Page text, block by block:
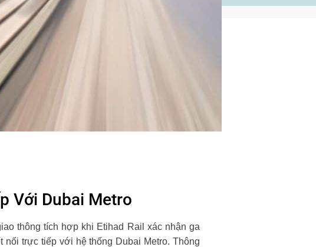
Với Dubai Metro
thông tích hợp khi Etihad Rail xác nhận ga
trực tiếp với hệ thống Dubai Metro. Thông